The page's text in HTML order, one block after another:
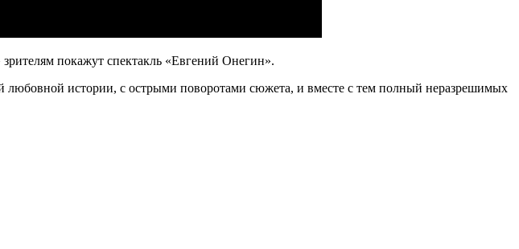
покажут спектакль «Евгений Онегин».
истории, с острыми поворотами сюжета, и вместе с тем полный неразрешимых